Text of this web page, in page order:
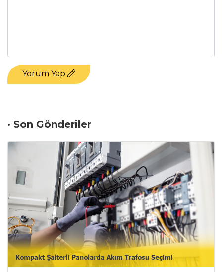
Yorum Yap
· Son Gönderiler